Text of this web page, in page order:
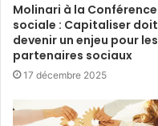
Molinari à la Conférence
sociale : Capitaliser doit
devenir un enjeu pour les
partenaires sociaux
17 décembre 2025